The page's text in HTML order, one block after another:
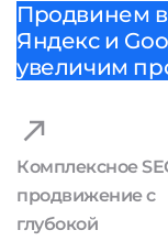
Продвинем
Яндекс и
увеличим
Комплексное
продвижение с
глубокой